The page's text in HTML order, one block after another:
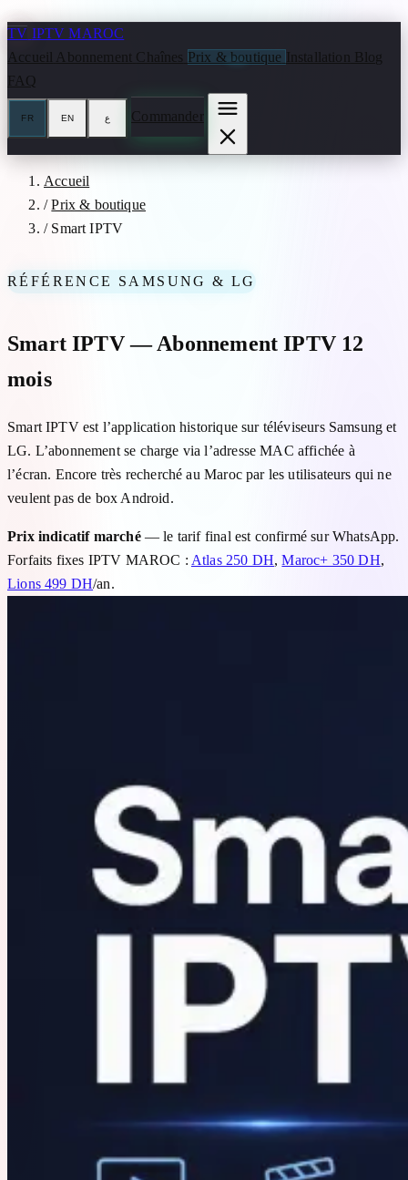
Aller au contenu
TV IPTV MAROC
Accueil Abonnement Chaînes Prix & boutique Installation Blog
FAQ
FR EN ع Commander
Accueil
/ Prix & boutique
/ Smart IPTV
RÉFÉRENCE SAMSUNG & LG
Smart IPTV — Abonnement IPTV 12
mois
Smart IPTV est l’application historique sur téléviseurs Samsung et
LG. L’abonnement se charge via l’adresse MAC affichée à
l’écran. Encore très recherché au Maroc par les utilisateurs qui ne
veulent pas de box Android.
Prix indicatif marché— le tarif final est confirmé sur WhatsApp.
Forfaits fixes IPTV MAROC : Atlas 250 DH,Maroc+ 350 DH,
Lions 499 DH/an.